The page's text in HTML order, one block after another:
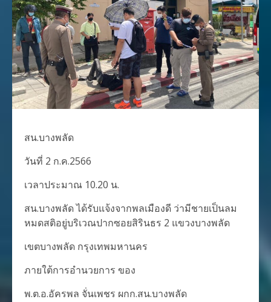
สน.บางพลัด
วันที่ 2 ก.ค.2566
เวลาประมาณ 10.20 น.
สน.บางพลัด ได้รับแจ้งจากพลเมืองดี ว่ามีชายเป็นลม
หมดสติอยู่บริเวณปากซอยสิรินธร 2 แขวงบางพลัด
เขตบางพลัด กรุงเทพมหานคร
ภายใต้การอำนวยการ ของ
พ.ต.อ.อัครพล จั่นเพชร ผกก.สน.บางพลัด